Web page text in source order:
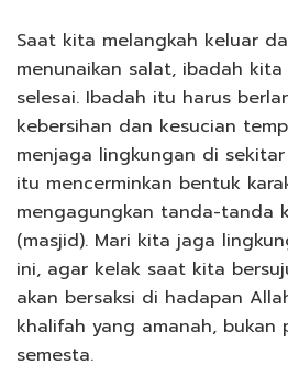
Saat kita melangkah keluar
menunaikan salat, ibadah
selesai. Ibadah itu harus
kebersihan dan kesucian
menjaga lingkungan di
itu mencerminkan bentuk
mengagungkan tanda-tanda
(masjid). Mari kita jaga
ini, agar kelak saat kita
akan bersaksi di hadapan
khalifah yang amanah, bukan
semesta.